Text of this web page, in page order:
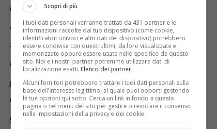
recuperare al meglio Zapata e Muriel.
Duvan è tornato a posto fisicamente, Luis
sa cosa deve fare e come regolarsi per
recuperare la condizione di novembre
prima della sosta. C’è bisogno che loro
due e anche Pasalic stiano bene, siano in
grado di dare un apporto importante. Non
Scopri di più
I tuoi dati personali verranno trattati da 431 partner e le
informazioni raccolte dal tuo dispositivo (come cookie,
identificatori univoci e altri dati del dispositivo) potrebbero
essere condivise con questi ultimi, da loro visualizzate e
memorizzate oppure essere usate nello specifico da questo
sito. Noi e i nostri partner potremmo utilizzare dati di
localizzazione esatti. Elenco dei partner.
Alcuni fornitori potrebbero trattare i tuoi dati personali sulla
base dell'interesse legittimo, al quale puoi opporti gestendo
le tue opzioni qui sotto. Cerca un link in fondo a questa
pagina o nel menu del sito per gestire o revocare il consenso
nelle impostazioni della privacy e dei cookie.